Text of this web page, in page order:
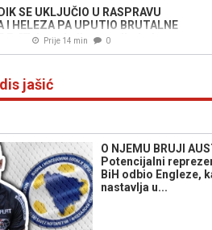
SE UKLJUČIO U RASPRAVU
I HELEZA PA UPUTIO BRUTALNE
"Tako toksikovan alkoholom
Prije 14 min 0
jašić
O NJEMU BRUJI
Potencijalni
BiH odbio Engleze,
nastavlja u...